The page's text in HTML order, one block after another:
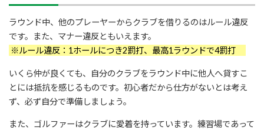
ラウンド中、他のプレーヤーからクラブを借りるのはルール違反
です。また、マナー違反ともいえます。
※ルール違反：1ホールにつき2罰打、最高1ラウンドで4罰打
いくら仲が良くても、自分のクラブをラウンド中に他人へ貸すこ
とには抵抗を感じるものです。初心者だから仕方がないとは考え
ず、必ず自分で準備しましょう。
また、ゴルファーはクラブに愛着を持っています。練習場であって